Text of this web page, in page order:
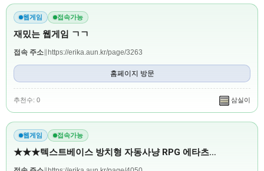
웹게임 접속가능
재밌는 웹게임 ㄱㄱ
접속 주소 https://erika.aun.kr/page/3263
홈페이지 방문
추천수: 0 삼실이
웹게임 접속가능
★★★텍스트베이스 방치형 자동사냥 RPG 에타츠…